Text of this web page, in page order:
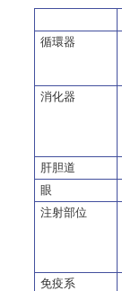
循環器
消化器
肝胆道
眼
注射部位
免疫系